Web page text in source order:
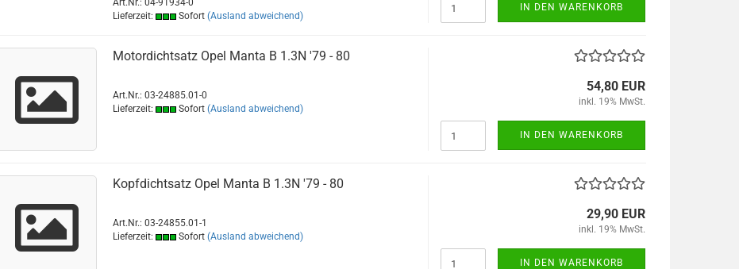
Art.Nr.: 04-91934-0
Lieferzeit:
Sofort (Ausland abweichend)
IN DEN WARENKORB
Motordichtsatz Opel Manta B 1.3N '79 - 80
Art.Nr.: 03-24885.01-0
Lieferzeit:
Sofort (Ausland abweichend)
54,80 EUR
inkl. 19% MwSt.
IN DEN WARENKORB
Kopfdichtsatz Opel Manta B 1.3N '79 - 80
Art.Nr.: 03-24855.01-1
Lieferzeit:
Sofort (Ausland abweichend)
29,90 EUR
inkl. 19% MwSt.
IN DEN WARENKORB